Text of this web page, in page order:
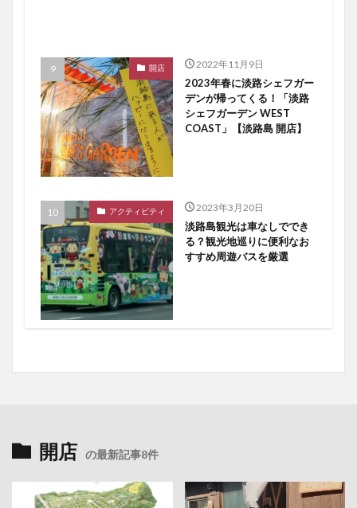
開店 2022年11月9日
2023年春に淡路シェフガー
デンが帰ってくる！「淡路
シェフガーデン WEST
COAST」【淡路島 開店】
アクティビティ 2023年3月20日
淡路島観光は車なしででき
る？観光地巡りに便利なお
すすめ周遊バスを厳選
開店 の最新記事8件